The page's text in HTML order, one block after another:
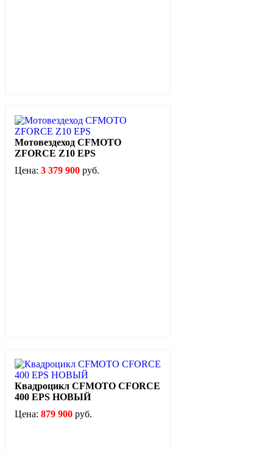
Мотовездеход CFMOTO
ZFORCE Z10 EPS
Цена: 3 379 900 руб.
Квадроцикл CFMOTO CFORCE
400 EPS НОВЫЙ
Цена: 879 900 руб.